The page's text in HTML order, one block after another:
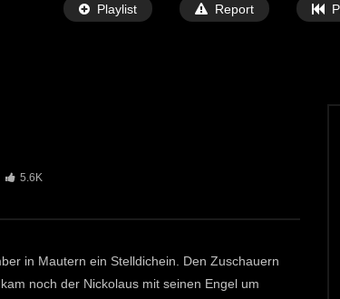
Playlist Report
5.6K
in Mautern ein Stelldichein. Den Zuschauern
noch der Nickolaus mit seinen Engel um